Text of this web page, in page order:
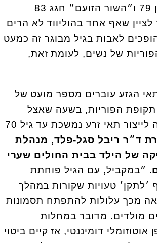
״פני צלקת״ בן 79 ו״השור הזועם״ חגג 83
לציין שאף אחד בהוליווד לא הרים
לאבות בגיל מבוגר זה כמעט
הפוריות של נשים, לעומת זאת,
הגזע עוברים מספר מועט של
תקופת הפוריות, בשעה שאצל
גברים, החלוקה לייצור תאי זרע נמשכת עד גיל 70
ד״ר ריבל סגל-פלד, מנהלת
של הילד בבית החולים שערי
. ״במקביל, עם הגיל פוחתת
׳לתקן׳ טעויות שקורות במהלך
מכך עלולות להתפתח תסמונות
מולדים. מדובר במחלות
דומיננטי, אז קיים ביטוי